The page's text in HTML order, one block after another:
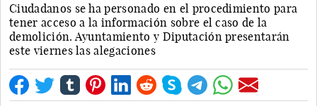
Ciudadanos se ha personado en el procedimiento para
tener acceso a la información sobre el caso de la
demolición. Ayuntamiento y Diputación presentarán
este viernes las alegaciones